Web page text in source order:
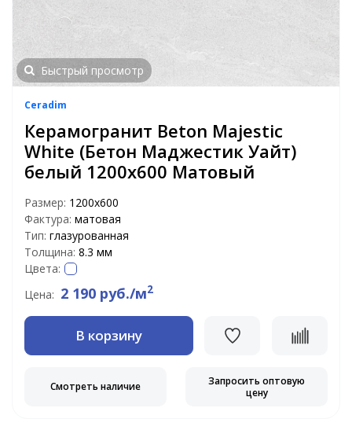
Быстрый просмотр
Ceradim
Керамогранит Beton Majestic
White (Бетон Маджестик Уайт)
белый 1200х600 Матовый
Размер: 1200х600
Фактура: матовая
Тип: глазурованная
Толщина: 8.3 мм
Цвета:
Цена: 2 190 руб./м2
В корзину
Смотреть наличие
Запросить оптовую
цену